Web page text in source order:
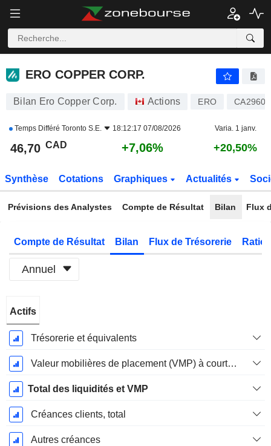
ERO COPPER CORP.
ERO COPPER CORP.
Bilan Ero Copper Corp. Actions ERO
Temps Différé Toronto S.E. 18:12:17 07/08/2026 Varia. 1 janv.
46,70 CAD +7,06% +20,50%
Synthèse Cotations Graphiques Actualités
Prévisions des Analystes Compte de Résultat Bilan Flux
Compte de Résultat Bilan Flux de Trésorerie
Annuel
Fiscale:
Décembre
Actifs
Trésorerie et équivalents
Valeur mobilières de placement (VMP) à court terme
Total des liquidités et VMP
Créances clients, total
Autres créances